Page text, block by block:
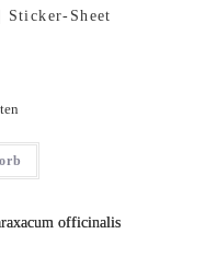
Sticker-Sheet